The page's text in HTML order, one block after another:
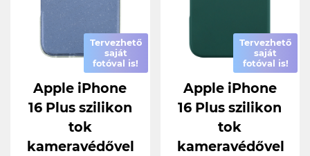
Tervezhető
saját
fotóval is!
Apple iPhone
16 Plus szilikon
tok
kameravédővel
Tervezhető
saját
fotóval is!
Apple iPhone
16 Plus szilikon
tok
kameravédővel